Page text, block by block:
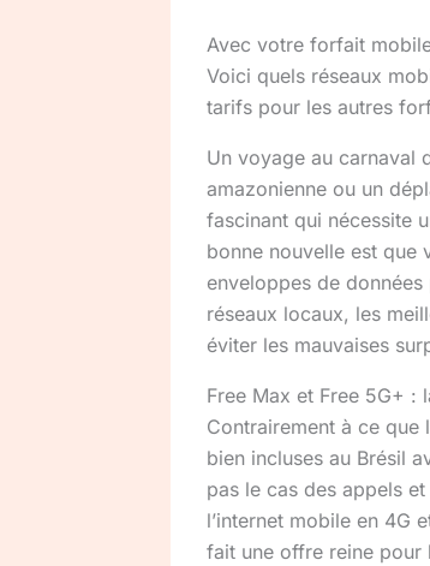
Avec votre forfait
Voici quels réseaux
tarifs pour les autres
Un voyage au carnaval
amazonienne ou un
fascinant qui nécessite
bonne nouvelle est que
enveloppes de
réseaux locaux, les
éviter les mauvaises
Free Max et Free 5G+ :
Contrairement à ce que
bien incluses au Brésil
pas le cas des appels
l’internet mobile en 4G
fait une offre reine pour